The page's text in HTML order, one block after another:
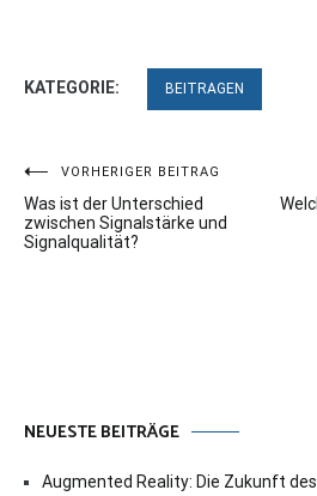
KATEGORIE: BEITRAGEN
Beitragsnavigation
VORHERIGER BEITRAG
Was ist der Unterschied
zwischen Signalstärke und
Signalqualität?
NEUESTE BEITRÄGE
Augmented Reality: Die Zukunft